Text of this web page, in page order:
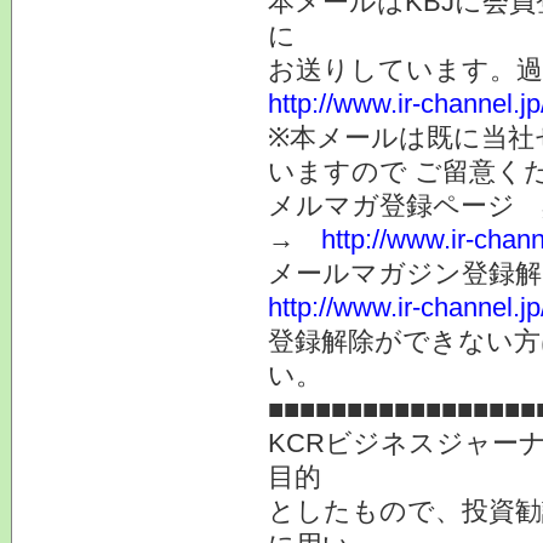
に
お送りしています。
http://www.ir-
※本メールは既に当
いますので ご留意く
メルマガ登録ページ
→ http://www.ir-
メールマガジン登録
http://www.ir-
登録解除ができない
い。
KCRビジネスジャー
目的
としたもので、投資